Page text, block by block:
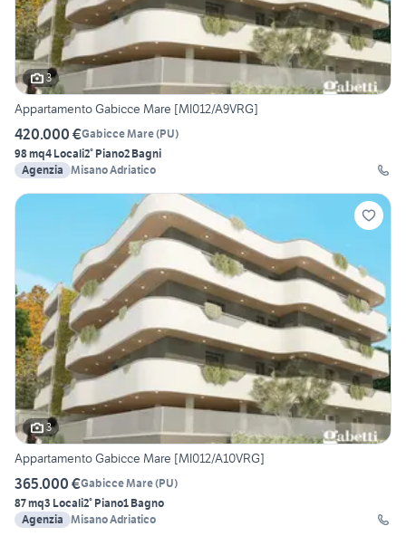
3
Appartamento Gabicce Mare [MI012/A9VRG]
420.000 €Gabicce Mare(PU)
98 mq4 Locali2° Piano2 Bagni
Agenzia Misano Adriatico
3
Appartamento Gabicce Mare [MI012/A10VRG]
365.000 €Gabicce Mare(PU)
87 mq3 Locali2° Piano1 Bagno
Agenzia Misano Adriatico